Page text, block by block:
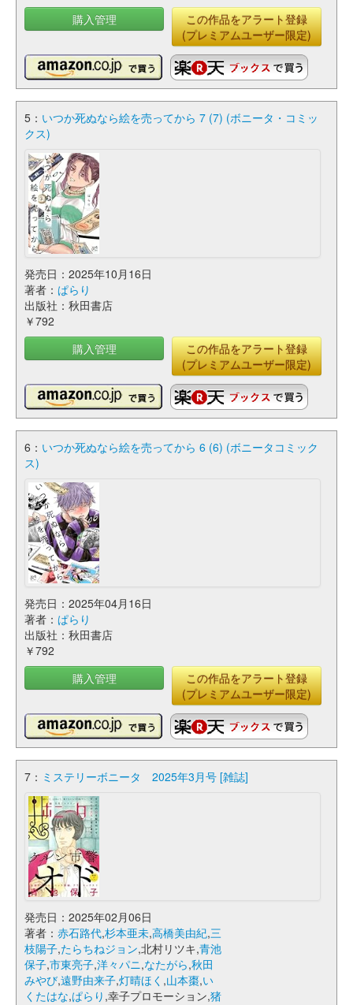
購入管理
この作品をアラート登録
(プレミアムユーザー限定)
5： いつか死ぬなら絵を売ってから 7 (7) (ボニータ・コミッ
クス)
発売日：2025年10月16日
著者： ぱらり
出版社：秋田書店
￥792
購入管理
この作品をアラート登録
(プレミアムユーザー限定)
6： いつか死ぬなら絵を売ってから 6 (6) (ボニータコミック
ス)
発売日：2025年04月16日
著者： ぱらり
出版社：秋田書店
￥792
購入管理
この作品をアラート登録
(プレミアムユーザー限定)
7： ミステリーボニータ 2025年3月号 [雑誌]
発売日：2025年02月06日
著者： 赤石路代,杉本亜未,高橋美由紀,三
枝陽子,たらちねジョン,北村リツキ,青池
保子,市東亮子,洋々パニ,なたがら,秋田
みやび,遠野由来子,灯晴ほく ,山本棗,い
くたはな,ぱらり ,幸子プロモーション,猪